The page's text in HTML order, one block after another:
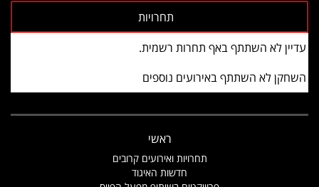
עדיין לא השתתף באף תחרות רשמית.
השחקן לא השתתף באירועים נוספים
ראשי
תחרויות ואירועים קרובים
חדשות האיגוד